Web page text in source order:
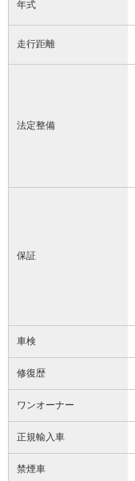
年式
走行距離
法定整備
保証
車検
修復歴
ワンオーナー
正規輸入車
禁煙車